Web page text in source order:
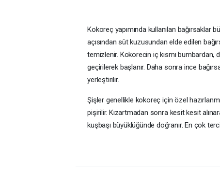
Kokoreç yapımında kullanılan
açısından süt kuzusundan elde edilen
temizlenir. Kokorecin iç kısmı bumbardan,
geçirilerek başlanır. Daha sonra ince
yerleştirilir.
Şişler genellikle kokoreç için özel
pişirilir. Kızartmadan sonra kesit kesit
kuşbaşı büyüklüğünde doğranır. En çok